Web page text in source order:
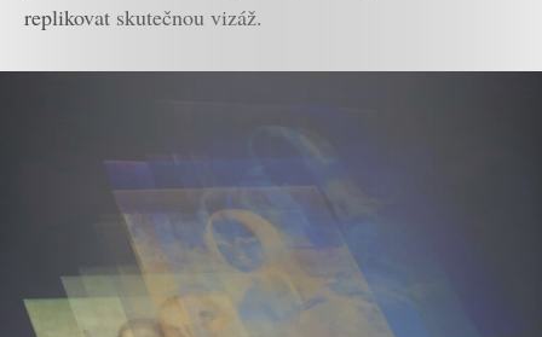
replikovat skutečnou vizáž.